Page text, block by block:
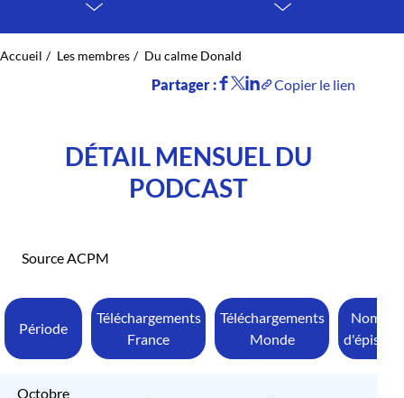
Accueil Les membres Du calme Donald
Partager : Copier le lien
DÉTAIL MENSUEL DU
PODCAST
Source ACPM
Période
Téléchargements
France
Téléchargements
Monde
Nombre
Octobre